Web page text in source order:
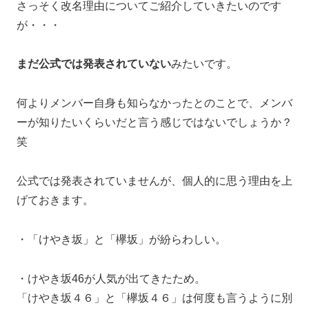
さっそく改名理由についてご紹介していきたいのです
が・・・
まだ公式では発表されていないみたいです。
何よりメンバー自身も知らなかったとのことで、メンバ
ーが知りたいくらいだと言う感じではないでしょうか？
笑
公式では発表されていませんが、個人的に思う理由を上
げておきます。
・「けやき坂」と「欅坂」が紛らわしい。
・けやき坂46が人気が出てきたため。
「けやき坂４６」と「欅坂４６」は何度も言うように別